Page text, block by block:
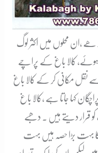
ھے ،ان محلوں میں اکثر لوگ
کالا باغ کے پراچے
نقل مکانی کر کے کالا باغ
کہا جاتا ہے ،کالا باغ
قرار دیتے ہیں ۔ دھبے
کا بہت بڑا حصہ ہیں بہت